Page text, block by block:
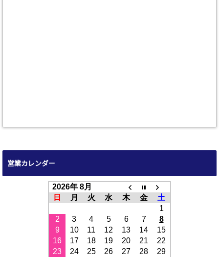
営業カレンダー
2026年 8月
日
月 火 水 木 金
土
1
2
3 4 5 6 7
8
9
10 11 12 13 14
15
16
17 18 19 20 21
22
23
24 25 26 27 28 29